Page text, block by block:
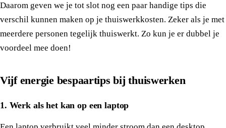
Daarom geven we je tot slot nog een paar handige tips die
verschil kunnen maken op je thuiswerkkosten. Zeker als je met
meerdere personen tegelijk thuiswerkt. Zo kun je er dubbel je
voordeel mee doen!
Vijf energie bespaartips bij thuiswerken
1. Werk als het kan op een laptop